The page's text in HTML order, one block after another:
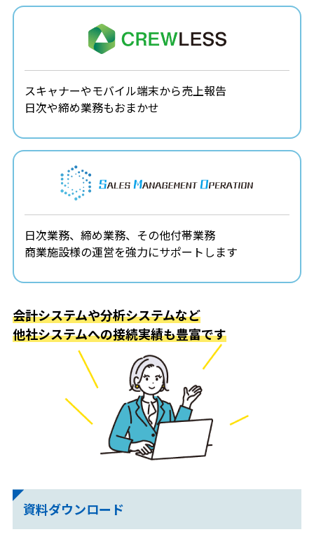
スキャナーやモバイル端末から売上報告
日次や締め業務もおまかせ
日次業務、締め業務、その他付帯業務
商業施設様の運営を強力にサポートします
会計システムや分析システムなど
他社システムへの接続実績も豊富です
資料ダウンロード